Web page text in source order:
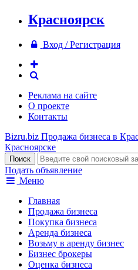
Красноярск
Вход / Регистрация
Реклама на сайте
О проекте
Контакты
Bizru.biz Продажа бизнеса в
Красноярске
Подать объявление
Меню
Главная
Продажа бизнеса
Покупка бизнеса
Аренда бизнеса
Возьму в аренду бизнес
Бизнес брокеры
Оценка бизнеса